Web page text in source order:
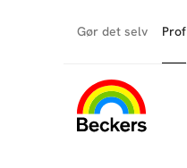
Gør det selv Prof